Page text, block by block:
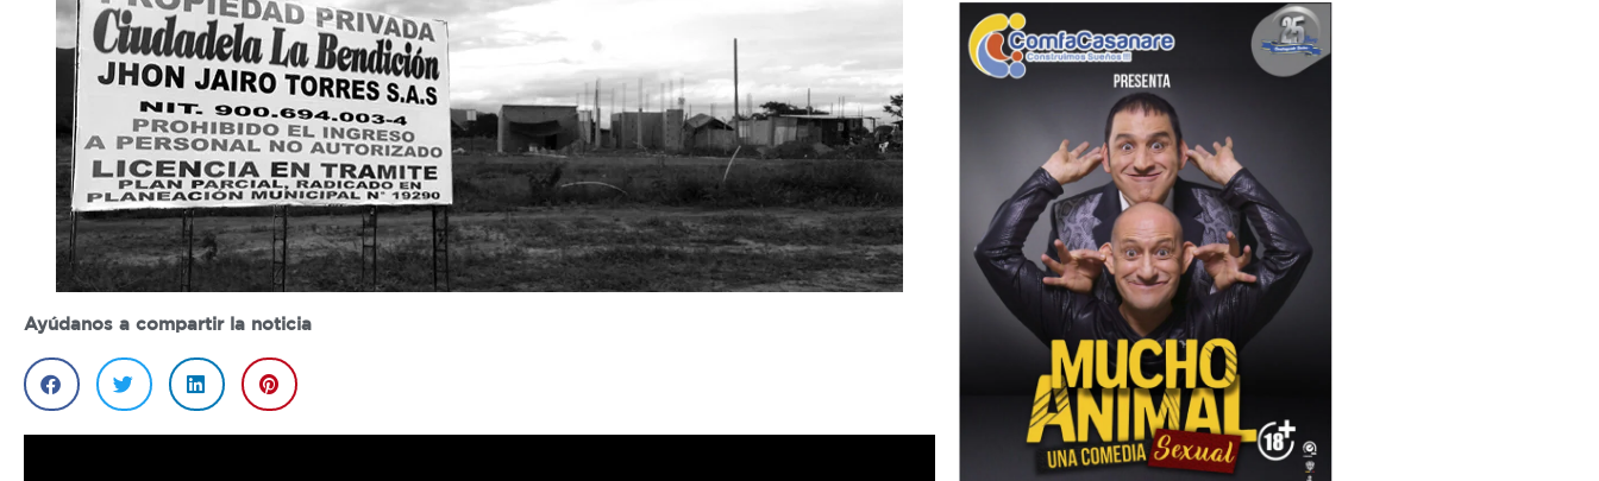
Ayúdanos a compartir la noticia